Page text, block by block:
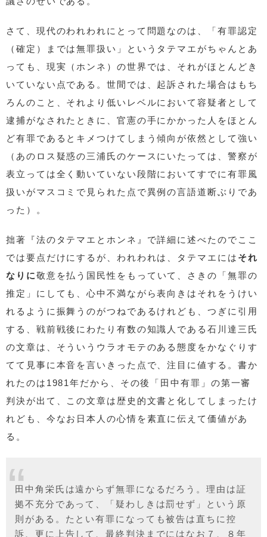
さて、現代のわれわれにとって問題なのは、「有罪認定
（確定）までは無罪扱い」というタテマエがちゃんとあ
っても、現実（ホンネ）の世界では、それがほとんどき
いていない点である。世間では、起訴された場合はもち
ろんのこと、それより低いレベルにおいて容疑者として
逮捕がなされたときに、官憲の手にかかった人をほとん
ど有罪であるとキメつけてしまう傾向が依然として強い
（あのロス疑惑の三浦氏のケースにいたっては、警察が
表立っては全く動いていない段階においてすでに有罪風
扱いがマスコミで見られた点で異例の言語道断ぶりであ
った）。
拙著『法のタテマエとホンネ』で詳細に述べたのでここ
では要点だけにするが、われわれは、タテマエには それ
なりに敬意を払う国民性をもっていて、さきの「無罪の
推定」にしても、心中不満ながら表向きはそれをうけい
れるように振舞うのがつねであるけれども、つぎに引用
する、戦前戦後にわたり有数の知識人である石川達三氏
の文章は、そういうウラオモテのある態度をかなぐりす
てて見事に本音を言いきった点で、注目に値する。書か
れたのは1981年だから、その後「田中有罪」の第一審
判決が出て、この文章は歴史的文書と化してしまったけ
れども、今なお日本人の心情を素直に伝えて価値があ
る。
田中角栄氏は遠からず無罪になるだろう。理由は証
拠不充分であって、「疑わしきは罰せず」という原
則がある。たとい有罪になっても被告は直ちに控
訴、更に上告して、最終判決までにはなお７、８年